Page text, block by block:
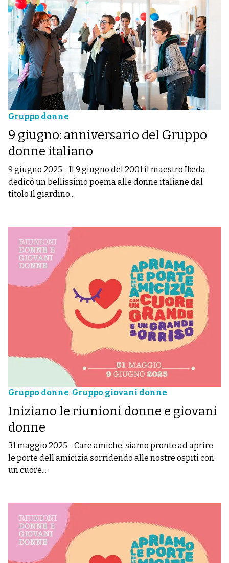
Gruppo donne
9 giugno: anniversario del Gruppo
donne italiano
9 giugno 2025 - Il 9 giugno del 2001 il maestro Ikeda
dedicò un bellissimo poema alle donne italiane dal
titolo Il giardino...
Gruppo donne, Gruppo giovani donne
Iniziano le riunioni donne e giovani
donne
31 maggio 2025 - Care amiche, siamo pronte ad aprire
le porte dell’amicizia sorridendo alle nostre ospiti con
un cuore...